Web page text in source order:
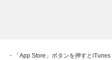
・「App Store」ボタンを押すと